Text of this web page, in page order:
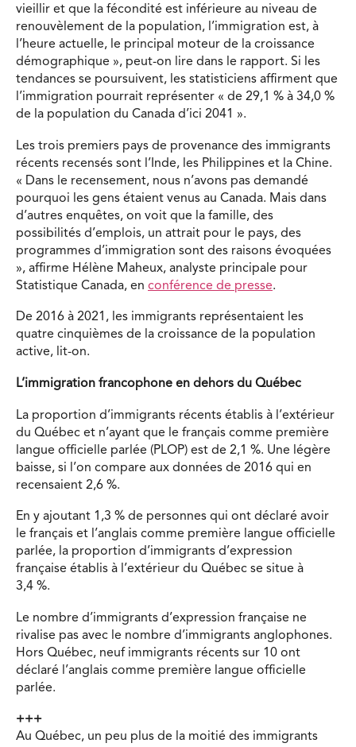
vieillir et que la fécondité est inférieure au niveau de
renouvèlement de la population, l’immigration est, à
l’heure actuelle, le principal moteur de la croissance
démographique », peut-on lire dans le rapport. Si les
tendances se poursuivent, les statisticiens affirment que
l’immigration pourrait représenter « de 29,1 % à 34,0 %
de la population du Canada d’ici 2041 ».
Les trois premiers pays de provenance des immigrants
récents recensés sont l’Inde, les Philippines et la Chine.
« Dans le recensement, nous n’avons pas demandé
pourquoi les gens étaient venus au Canada. Mais dans
d’autres enquêtes, on voit que la famille, des
possibilités d’emplois, un attrait pour le pays, des
programmes d’immigration sont des raisons évoquées
», affirme Hélène Maheux, analyste principale pour
Statistique Canada, en conférence de presse.
De 2016 à 2021, les immigrants représentaient les
quatre cinquièmes de la croissance de la population
active, lit-on.
L’immigration francophone en dehors du Québec
La proportion d’immigrants récents établis à l’extérieur
du Québec et n’ayant que le français comme première
langue officielle parlée (PLOP) est de 2,1 %. Une légère
baisse, si l’on compare aux données de 2016 qui en
recensaient 2,6 %.
En y ajoutant 1,3 % de personnes qui ont déclaré avoir
le français et l’anglais comme première langue officielle
parlée, la proportion d’immigrants d’expression
française établis à l’extérieur du Québec se situe à
3,4 %.
Le nombre d’immigrants d’expression française ne
rivalise pas avec le nombre d’immigrants anglophones.
Hors Québec, neuf immigrants récents sur 10 ont
déclaré l’anglais comme première langue officielle
parlée.
+++
Au Québec, un peu plus de la moitié des immigrants